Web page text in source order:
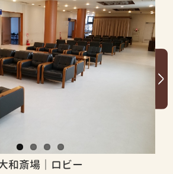
大和斎場｜控室